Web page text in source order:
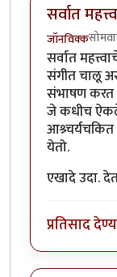
सर्वात
जॉनविक्क
सर्वात
संगीत चालू
संभाषण करत
जे कधीच
येतो.
एखादे उदा.
प्रतिसाद